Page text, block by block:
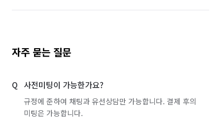
자주 묻는 질문
사전미팅이 가능한가요?
규정에 준하여 채팅과 유선상담만 가능합니다. 결제 후의
미팅은 가능합니다.